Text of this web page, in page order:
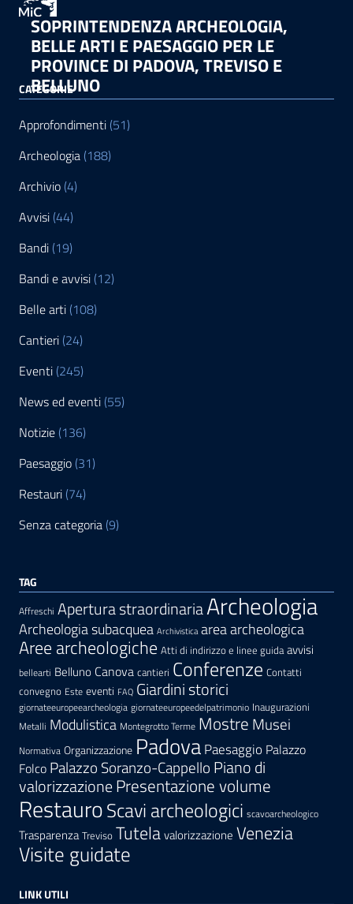
SOPRINTENDENZA ARCHEOLOGIA,
BELLE ARTI E PAESAGGIO PER LE
PROVINCE DI PADOVA, TREVISO E
BELLUNO
CATEGORIE
Approfondimenti (51)
Archeologia (188)
Archivio (4)
Avvisi (44)
Bandi (19)
Bandi e avvisi (12)
Belle arti (108)
Cantieri (24)
Eventi (245)
News ed eventi (55)
Notizie (136)
Paesaggio (31)
Restauri (74)
Senza categoria (9)
TAG
Affreschi Apertura straordinariaArcheologia
Archeologia subacquea Archivistica area archeologica
Aree archeologiche Atti di indirizzo e linee guida avvisi
bellearti Belluno Canova cantieri Conferenze Contatti
convegno Este eventi FAQ Giardini storici
giornateeuropeearcheologia giornateeuropeedelpatrimonio Inaugurazioni
Metalli Modulistica Montegrotto Terme Mostre Musei
Normativa Organizzazione PadovaPaesaggio Palazzo
Folco Palazzo Soranzo-Cappello Piano di
valorizzazionePresentazione volume
RestauroScavi archeologici scavoarcheologico
Trasparenza Treviso Tutelavalorizzazione Venezia
Visite guidate
LINK UTILI